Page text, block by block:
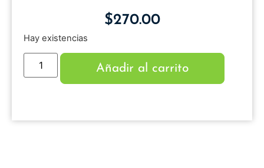
$270.00
Hay existencias
Añadir al carrito